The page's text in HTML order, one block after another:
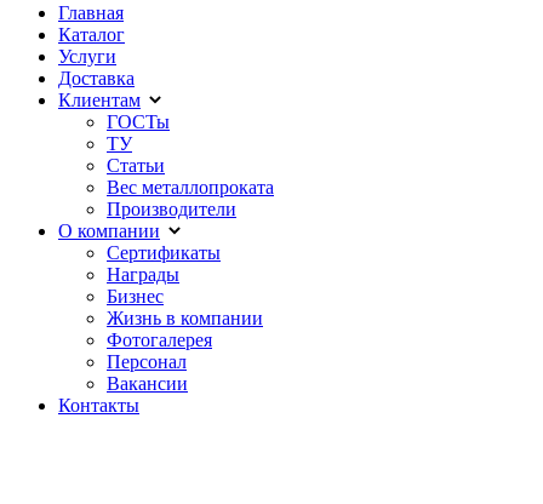
Главная
Каталог
Услуги
Доставка
Клиентам
ГОСТы
ТУ
Статьи
Вес металлопроката
Производители
О компании
Сертификаты
Награды
Бизнес
Жизнь в компании
Фотогалерея
Персонал
Вакансии
Контакты